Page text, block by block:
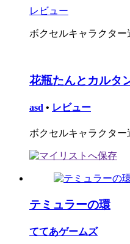
レビュー
ボクセルキャラクタ
花瓶たんとカルタ
asd • レビュー
ボクセルキャラクタ
テミュラーの環
ててあゲームズ